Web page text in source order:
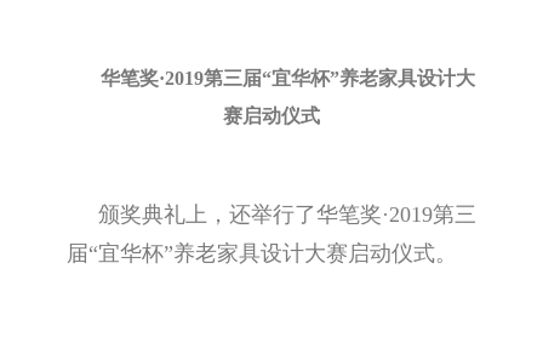
华笔奖·2019第三届“宜华杯”养老家具设计大
赛启动仪式
颁奖典礼上，还举行了华笔奖·2019第三
届“宜华杯”养老家具设计大赛启动仪式。